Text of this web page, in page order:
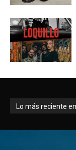
Lo más reciente